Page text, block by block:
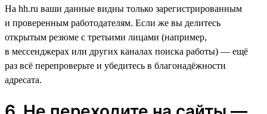
На hh.ru ваши данные видны только зарегистрированным
и проверенным работодателям. Если же вы делитесь
открытым резюме с третьими лицами (например,
в мессенджерах или других каналах поиска работы) — ещё
раз всё перепроверьте и убедитесь в благонадёжности
адресата.